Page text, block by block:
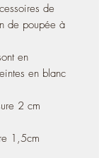
de
de poupée à
en
en blanc
2 cm
1,5cm